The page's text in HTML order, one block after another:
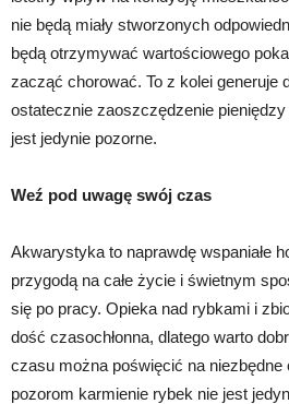
nie będą miały stworzonych
będą otrzymywać wartościowego
zacząć chorować. To z kolei generuje
ostatecznie zaoszczędzenie
jest jedynie pozorne.
Weź pod uwagę swój czas
Akwarystyka to naprawdę wspaniałe
przygodą na całe życie i świetnym
się po pracy. Opieka nad rybkami i
dość czasochłonna, dlatego warto
czasu można poświęcić na
pozorom karmienie rybek nie jest